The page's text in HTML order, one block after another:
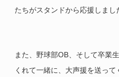
たちがスタンドから応援しまし
また、野球部OB、そして卒業
くれて一緒に、大声援を送って